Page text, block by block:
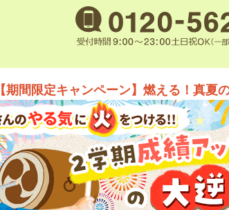
【期間限定キャンペーン】燃える！真夏